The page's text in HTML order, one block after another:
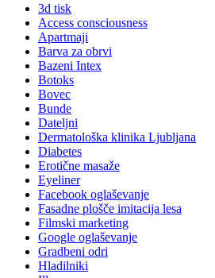
3d tisk
Access consciousness
Apartmaji
Barva za obrvi
Bazeni Intex
Botoks
Bovec
Bunde
Dateljni
Dermatološka klinika Ljubljana
Diabetes
Erotične masaže
Eyeliner
Facebook oglaševanje
Fasadne plošče imitacija lesa
Filmski marketing
Google oglaševanje
Gradbeni odri
Hladilniki